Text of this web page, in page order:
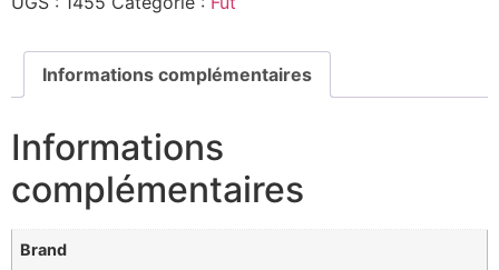
Informations complémentaires
Informations
complémentaires
Brand